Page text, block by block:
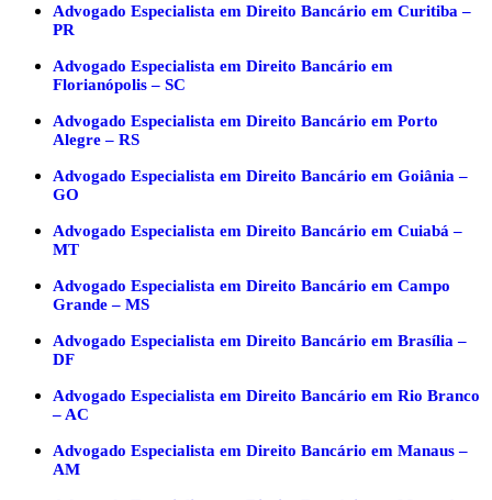
Advogado Especialista em Direito Bancário em Curitiba –
PR
Advogado Especialista em Direito Bancário em
Florianópolis – SC
Advogado Especialista em Direito Bancário em Porto
Alegre – RS
Advogado Especialista em Direito Bancário em Goiânia –
GO
Advogado Especialista em Direito Bancário em Cuiabá –
MT
Advogado Especialista em Direito Bancário em Campo
Grande – MS
Advogado Especialista em Direito Bancário em Brasília –
DF
Advogado Especialista em Direito Bancário em Rio Branco
– AC
Advogado Especialista em Direito Bancário em Manaus –
AM